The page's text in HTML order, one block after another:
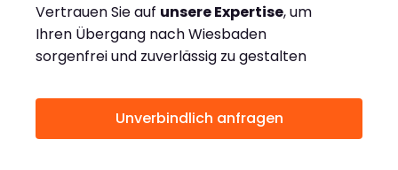
Vertrauen Sie auf unsere Expertise, um
Ihren Übergang nach Wiesbaden
sorgenfrei und zuverlässig zu gestalten
Unverbindlich anfragen